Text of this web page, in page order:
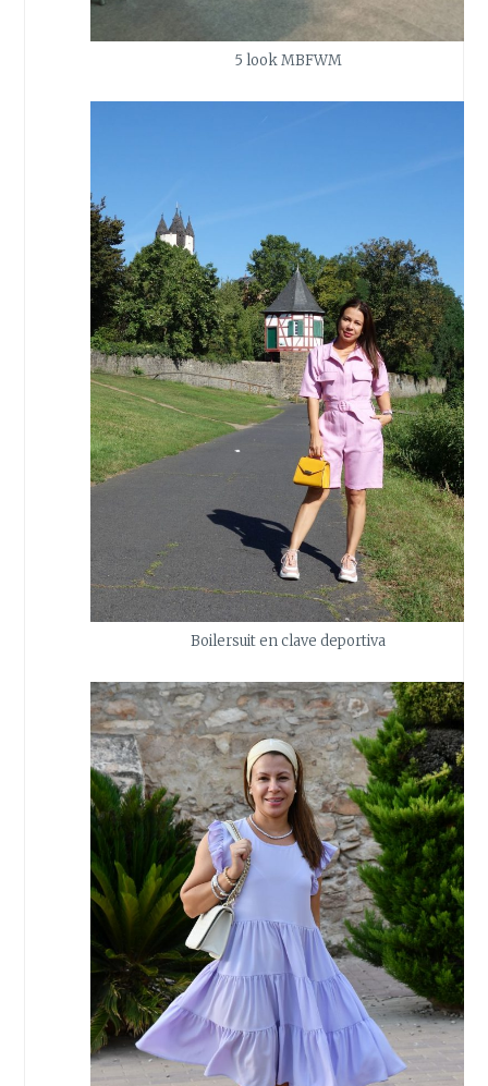
5 look MBFWM
Boilersuit en clave deportiva